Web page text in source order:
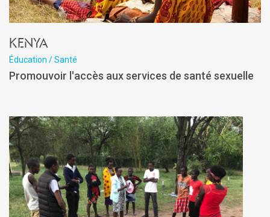
Kenya
Éducation / Santé
Promouvoir l'accès aux services de santé sexuelle